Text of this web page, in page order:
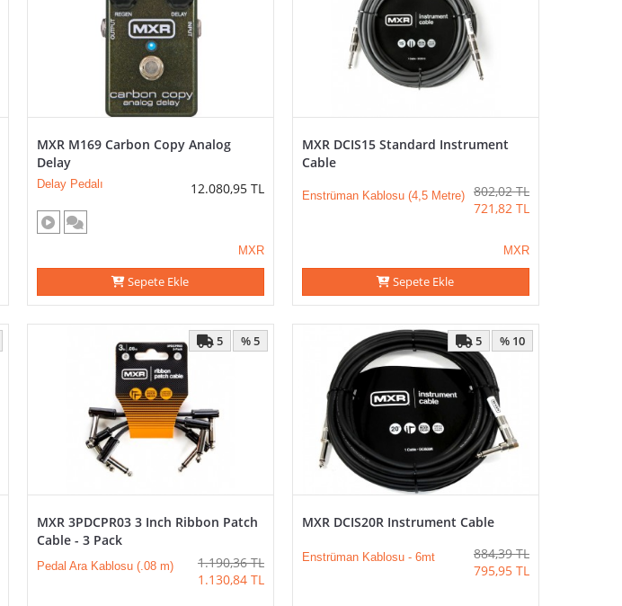
MXR M169 Carbon Copy Analog
Delay
Delay Pedalı 12.080,95 TL
MXR
Sepete Ekle
MXR DCIS15 Standard Instrument
Cable
Enstrüman Kablosu (4,5 Metre) 802,02 TL
721,82 TL
MXR
Sepete Ekle
% 5
5
MXR 3PDCPR03 3 Inch Ribbon Patch
Cable - 3 Pack
Pedal Ara Kablosu (.08 m) 1.190,36 TL
1.130,84 TL
% 10
5
MXR DCIS20R Instrument Cable
Enstrüman Kablosu - 6mt 884,39 TL
795,95 TL